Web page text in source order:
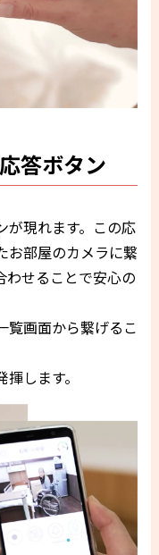
答ボタン
が現れます。この応
お部屋のカメラに繋
わせることで安心の
覧画面から繋げるこ
します。